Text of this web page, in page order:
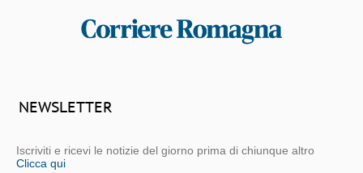
NEWSLETTER
Iscriviti e ricevi le notizie del giorno prima di chiunque altro
Clicca qui